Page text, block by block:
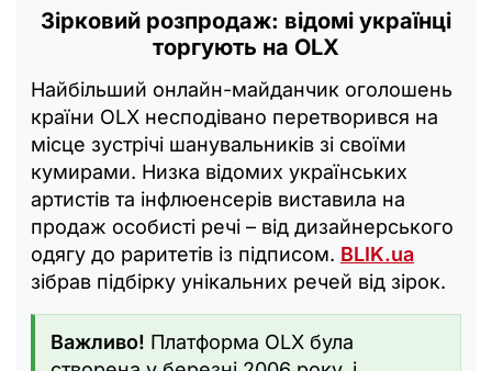
Зірковий розпродаж: відомі українці
торгують на OLX
Найбільший онлайн-майданчик оголошень
країни OLX несподівано перетворився на
місце зустрічі шанувальників зі своїми
кумирами. Низка відомих українських
артистів та інфлюенсерів виставила на
продаж особисті речі – від дизайнерського
одягу до раритетів із підписом. BLIK.ua
зібрав підбірку унікальних речей від зірок.
Важливо! Платформа OLX була